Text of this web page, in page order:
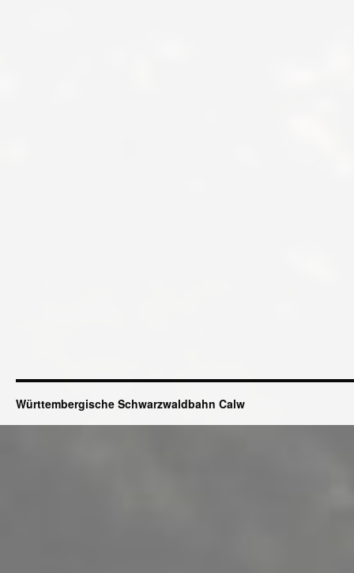
Württembergische Schwarzwaldbahn Calw